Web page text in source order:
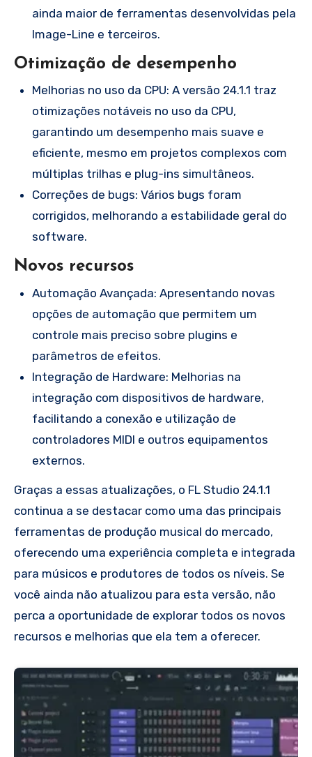
ainda maior de ferramentas desenvolvidas pela
Image-Line e terceiros.
Otimização de desempenho
Melhorias no uso da CPU: A versão 24.1.1 traz
otimizações notáveis ​​no uso da CPU,
garantindo um desempenho mais suave e
eficiente, mesmo em projetos complexos com
múltiplas trilhas e plug-ins simultâneos.
Correções de bugs: Vários bugs foram
corrigidos, melhorando a estabilidade geral do
software.
Novos recursos
Automação Avançada: Apresentando novas
opções de automação que permitem um
controle mais preciso sobre plugins e
parâmetros de efeitos.
Integração de Hardware: Melhorias na
integração com dispositivos de hardware,
facilitando a conexão e utilização de
controladores MIDI e outros equipamentos
externos.
Graças a essas atualizações, o FL Studio 24.1.1
continua a se destacar como uma das principais
ferramentas de produção musical do mercado,
oferecendo uma experiência completa e integrada
para músicos e produtores de todos os níveis. Se
você ainda não atualizou para esta versão, não
perca a oportunidade de explorar todos os novos
recursos e melhorias que ela tem a oferecer.